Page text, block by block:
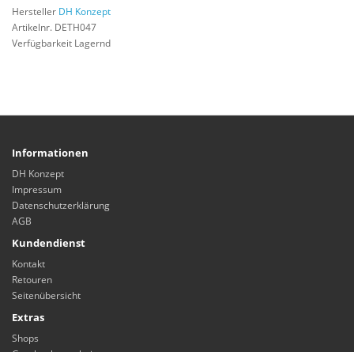
Hersteller DH Konzept
Artikelnr. DETH047
Verfügbarkeit Lagernd
Informationen
DH Konzept
Impressum
Datenschutzerklärung
AGB
Kundendienst
Kontakt
Retouren
Seitenübersicht
Extras
Shops